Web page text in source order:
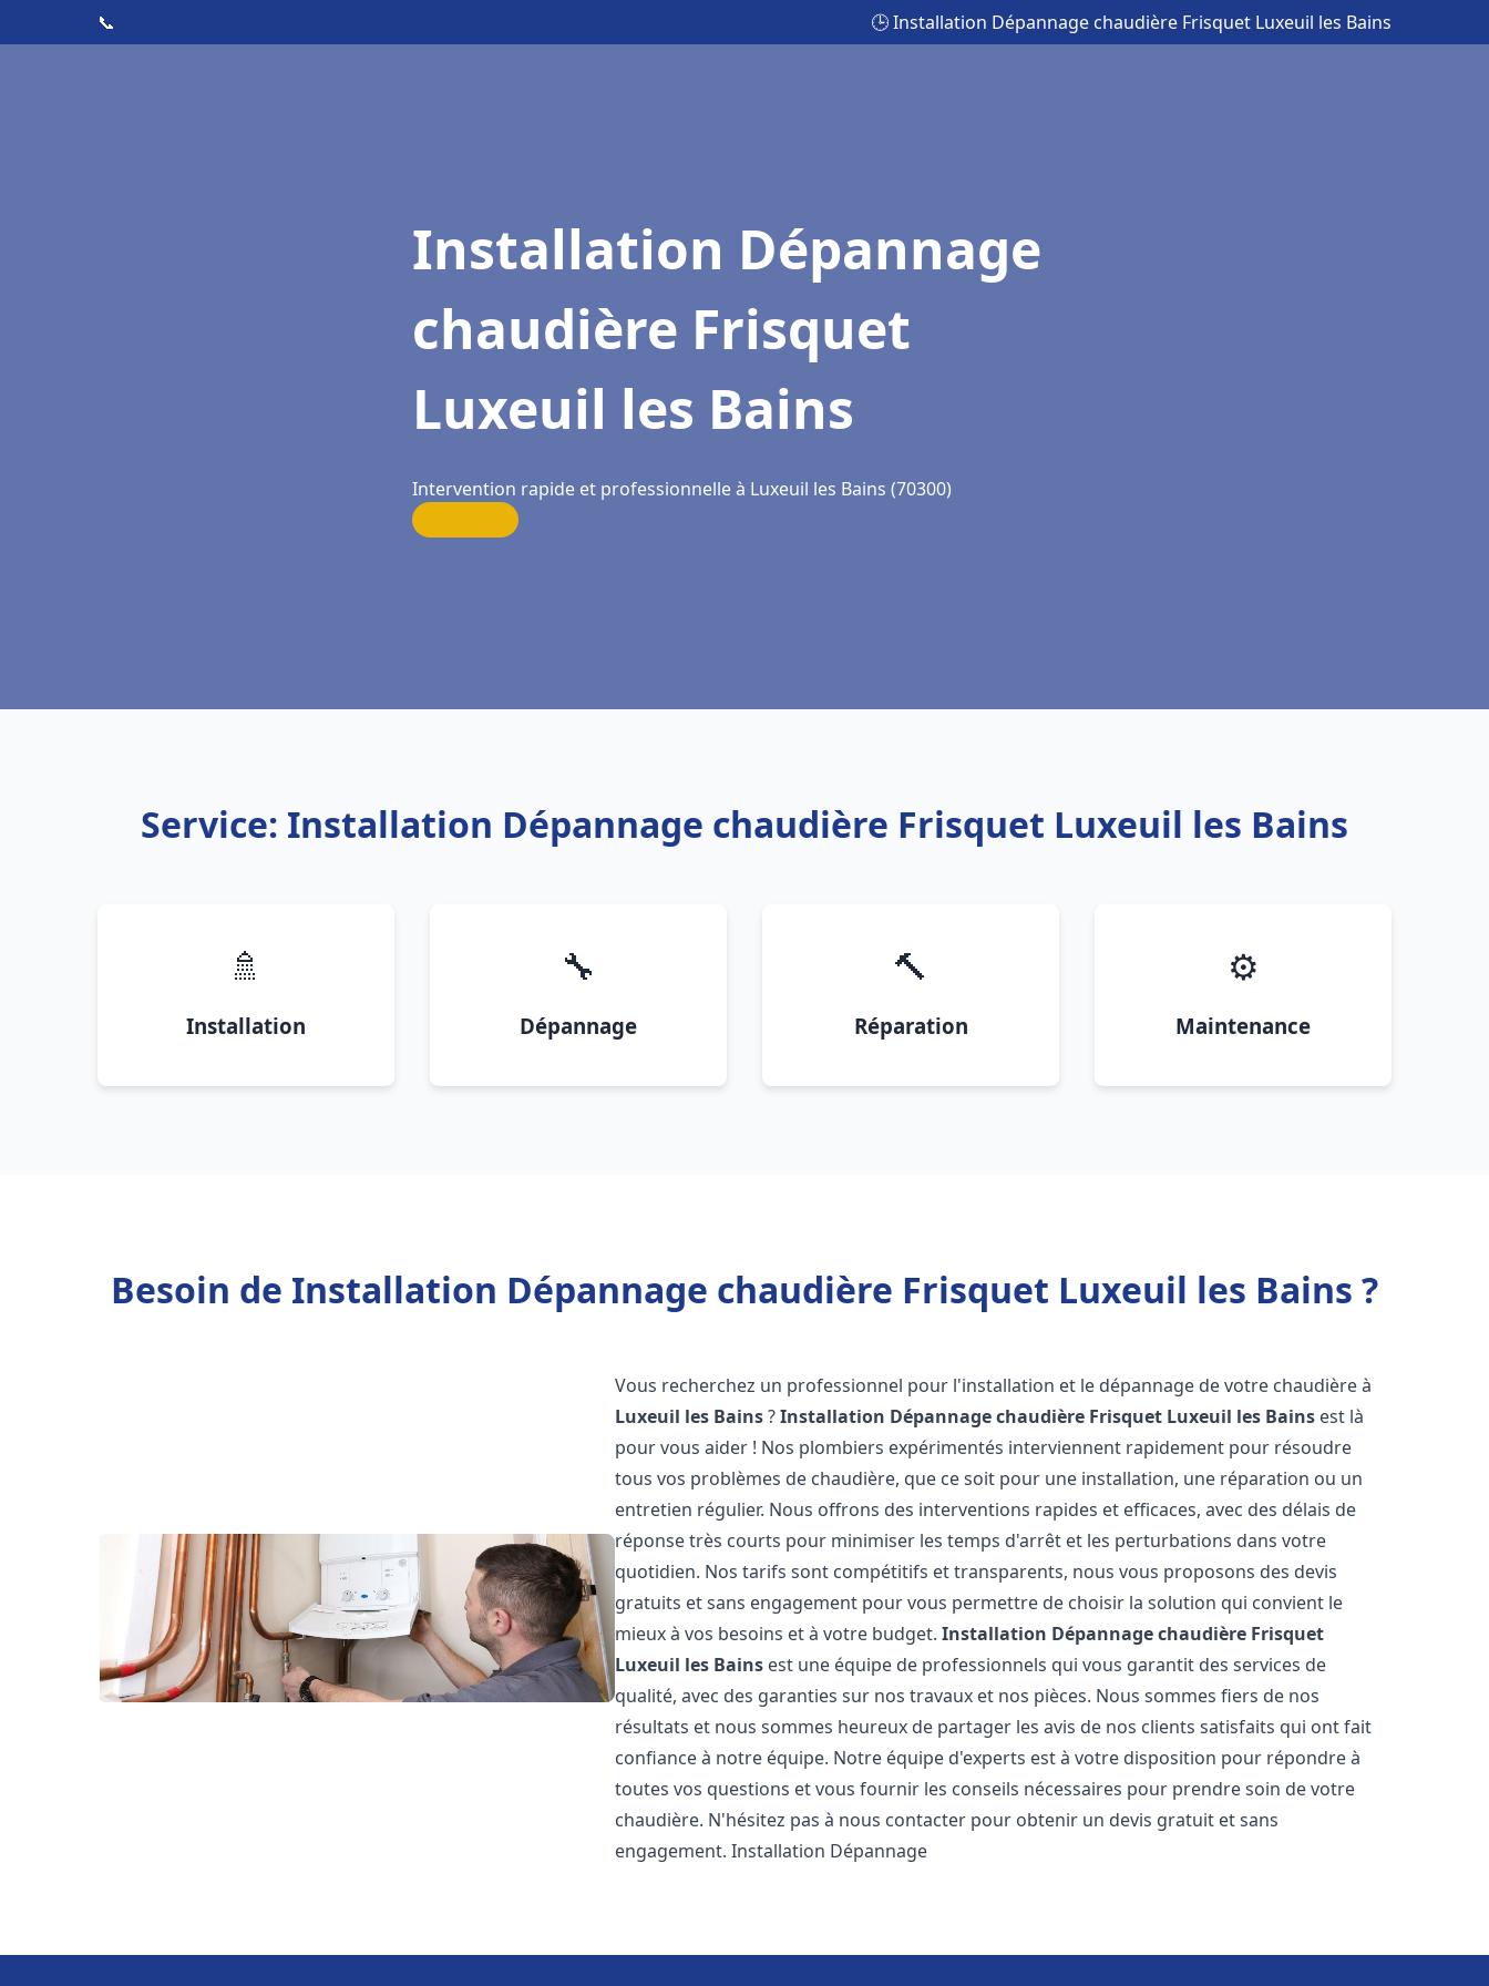
📞 🕒 Installation Dépannage chaudière Frisquet Luxeuil les Bains
Installation Dépannage
chaudière Frisquet
Luxeuil les Bains
Intervention rapide et professionnelle à Luxeuil les Bains (70300)
Service: Installation Dépannage chaudière Frisquet Luxeuil les Bains
🚿
Installation
🔧
Dépannage
🔨
Réparation
⚙️
Maintenance
Besoin de Installation Dépannage chaudière Frisquet Luxeuil les Bains ?
Vous recherchez un professionnel pour l'installation et le dépannage de votre chaudière à
Luxeuil les Bains?Installation Dépannage chaudière Frisquet Luxeuil les Bains est là
pour vous aider ! Nos plombiers expérimentés interviennent rapidement pour résoudre
tous vos problèmes de chaudière, que ce soit pour une installation, une réparation ou un
entretien régulier. Nous offrons des interventions rapides et efficaces, avec des délais de
réponse très courts pour minimiser les temps d'arrêt et les perturbations dans votre
quotidien. Nos tarifs sont compétitifs et transparents, nous vous proposons des devis
gratuits et sans engagement pour vous permettre de choisir la solution qui convient le
mieux à vos besoins et à votre budget.Installation Dépannage chaudière Frisquet
Luxeuil les Bains est une équipe de professionnels qui vous garantit des services de
qualité, avec des garanties sur nos travaux et nos pièces. Nous sommes fiers de nos
résultats et nous sommes heureux de partager les avis de nos clients satisfaits qui ont fait
confiance à notre équipe. Notre équipe d'experts est à votre disposition pour répondre à
toutes vos questions et vous fournir les conseils nécessaires pour prendre soin de votre
chaudière. N'hésitez pas à nous contacter pour obtenir un devis gratuit et sans
engagement. Installation Dépannage